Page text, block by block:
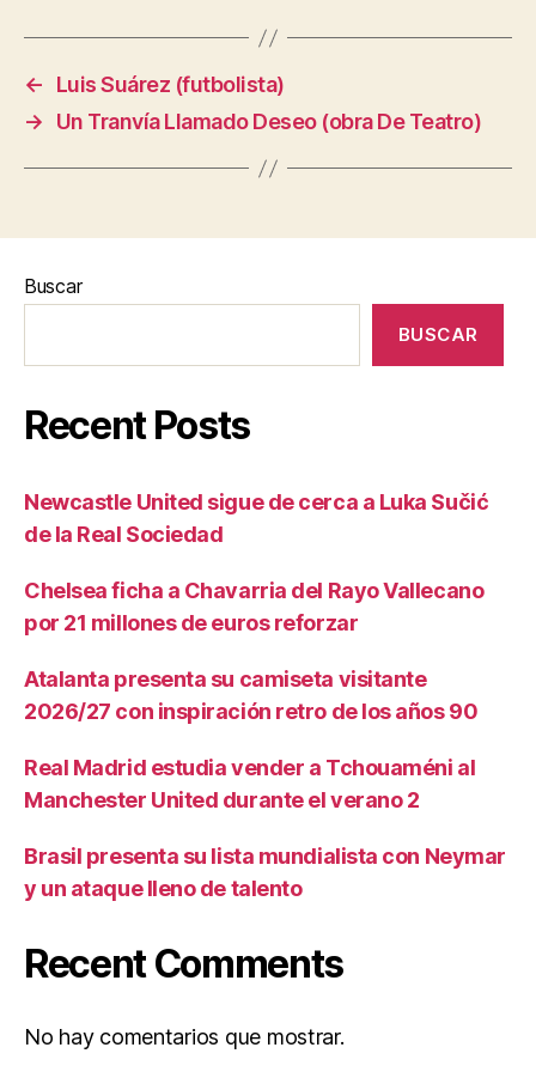
←
Luis Suárez (futbolista)
→
Un Tranvía Llamado Deseo (obra De Teatro)
Buscar
BUSCAR
Recent Posts
Newcastle United sigue de cerca a Luka Sučić
de la Real Sociedad
Chelsea ficha a Chavarria del Rayo Vallecano
por 21 millones de euros reforzar
Atalanta presenta su camiseta visitante
2026/27 con inspiración retro de los años 90
Real Madrid estudia vender a Tchouaméni al
Manchester United durante el verano 2
Brasil presenta su lista mundialista con Neymar
y un ataque lleno de talento
Recent Comments
No hay comentarios que mostrar.